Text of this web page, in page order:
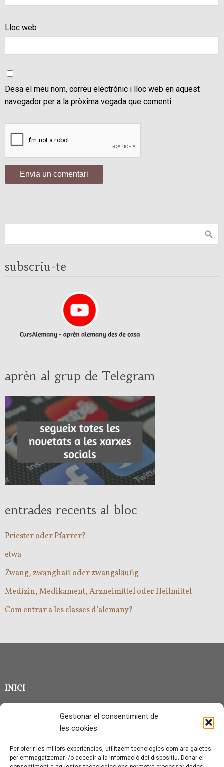
Gestionar el consentimient de
les cookies
Per oferir les millors experiències, utilitzem tecnologies com ara galetes
per emmagatzemar i/o accedir a la informació del dispositiu. Donar el
Lloc web
Desa el meu nom, correu electrònic i lloc web en aquest
navegador per a la pròxima vegada que comenti.
subscriu-te
aprèn al grup de Telegram
entrades recents al bloc
Priester oder Pfarrer?
etwa
Zwang, zwanghaft oder zwangsläufig
Medizin, Medikament, Arzneimittel oder Heilmittel
Com entrar a les classes d’alemany?
INICI
QUI SOC?
CONTACTE